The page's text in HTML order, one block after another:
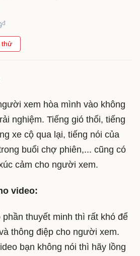
đ
thử
xem hòa mình vào không
nghiệm. Tiếng gió thổi, tiếng
xe cộ qua lại, tiếng nói của
buổi chợ phiên,... cũng có
cảm cho người xem.
video:
thuyết minh thì rất khó để
thông điệp cho người xem.
bạn không nói thì hãy lồng